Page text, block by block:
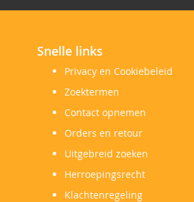
Snelle links
Privacy en Cookiebeleid
Zoektermen
Contact opnemen
Orders en retour
Uitgebreid zoeken
Herroepingsrecht
Klachtenregeling